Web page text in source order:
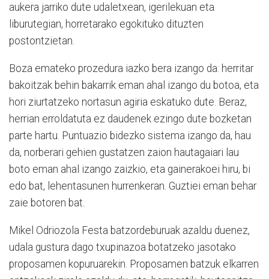
aukera jarriko dute udaletxean, igerilekuan eta
liburutegian, horretarako egokituko dituzten
postontzietan.
Boza emateko prozedura iazko bera izango da: herritar
bakoitzak behin bakarrik eman ahal izango du botoa, eta
hori ziurtatzeko nortasun agiria eskatuko dute. Beraz,
herrian erroldatuta ez daudenek ezingo dute bozketan
parte hartu. Puntuazio bidezko sistema izango da, hau
da, norberari gehien gustatzen zaion hautagaiari lau
boto eman ahal izango zaizkio, eta gainerakoei hiru, bi
edo bat, lehentasunen hurrenkeran. Guztiei eman behar
zaie botoren bat.
Mikel Odriozola Festa batzordeburuak azaldu duenez,
udala gustura dago txupinazoa botatzeko jasotako
proposamen kopuruarekin. Proposamen batzuk elkarren